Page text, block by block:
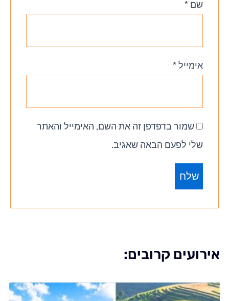
שם*
אימייל*
שמור בדפדפן זה את השם, האימייל והאתר
שלי לפעם הבאה שאגיב.
אירועים קרובים: